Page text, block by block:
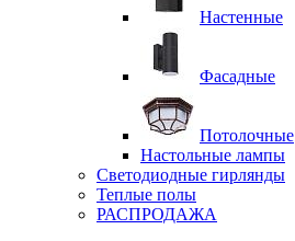
Настенные
Фасадные
Потолочные
Настольные лампы
Светодиодные гирлянды
Теплые полы
РАСПРОДАЖА